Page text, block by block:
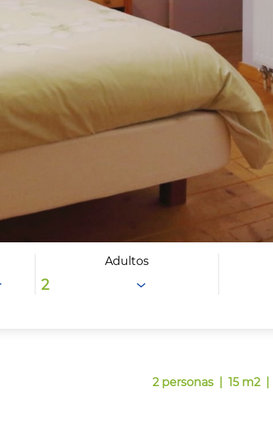
Adultos
2 personas 15 m2